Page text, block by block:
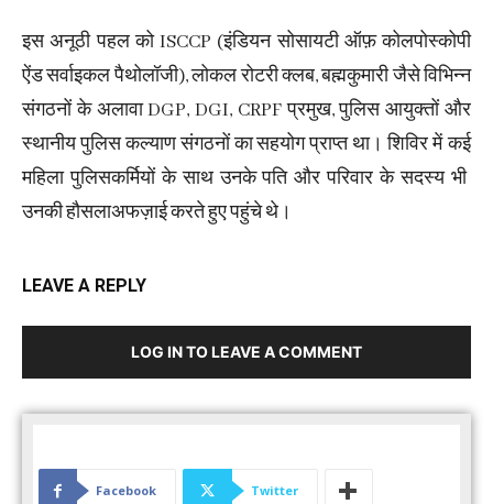
इस अनूठी पहल को ISCCP (इंडियन सोसायटी ऑफ़ कोलपोस्कोपी
ऐंड सर्वाइकल पैथोलॉजी), लोकल रोटरी क्लब, बह्मकुमारी जैसे विभिन्न
संगठनों के अलावा DGP, DGI, CRPF प्रमुख, पुलिस आयुक्तों और
स्थानीय पुलिस कल्याण संगठनों का सहयोग प्राप्त था। शिविर में कई
महिला पुलिसकर्मियों के साथ उनके पति और परिवार के सदस्य भी
उनकी हौसलाअफज़ाई करते हुए पहुंचे थे।
LEAVE A REPLY
LOG IN TO LEAVE A COMMENT
Facebook Twitter